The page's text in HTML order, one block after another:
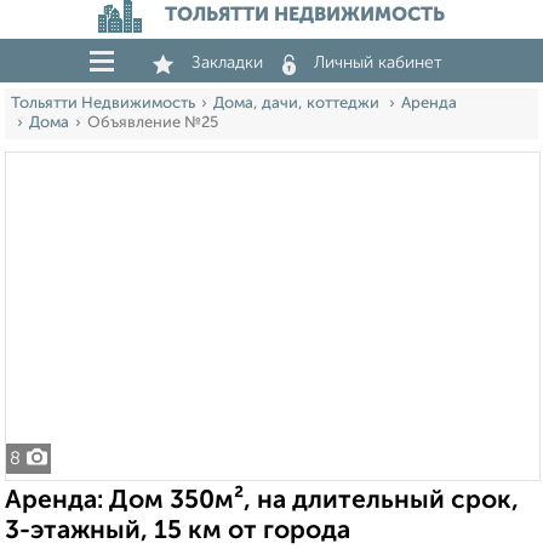
ТОЛЬЯТТИ НЕДВИЖИМОСТЬ
Закладки Личный кабинет
Тольятти Недвижимость Дома, дачи, коттеджи
Аренда
Дома
Объявление №25
8
Аренда: Дом 350м², на длительный срок,
3-этажный, 15 км от города